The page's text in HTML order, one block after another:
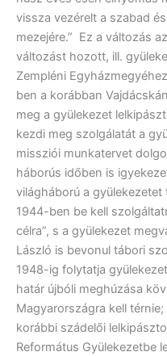
vissza vezérelt a szabad
mezejére.” Ez a változás
változást hozott, ill.
Zempléni
ben a korábban
meg a gyülekezet
kezdi meg szolgálatát a
missziói munkatervet
háborús időben is
világháború a
1944-ben be kell
célra”, s a gyülekezet
László is bevonul tábori
1948-ig folytatja
határ újbóli meghúzása
Magyarországra kell
korábbi szádelői
Református Gyülekezetbe